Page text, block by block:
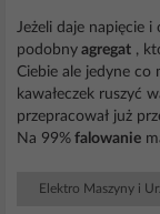
Jeżeli daje napięcie
podobny agregat ,
Ciebie ale jedyne co
kawałeczek ruszyć
przepracował już
Na 99% falowanie
Elektro Maszyny i